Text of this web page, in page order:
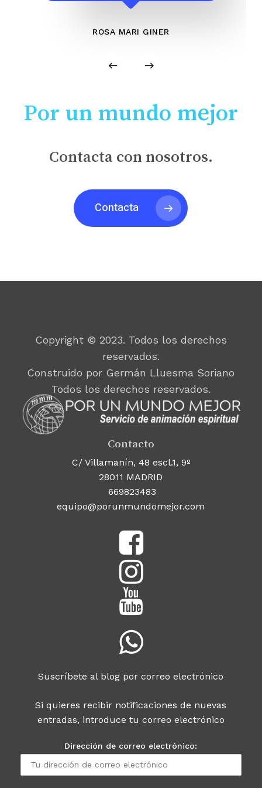
ROSA MARI GINER
Por un mundo mejor
Contacta con nosotros.
Contacta
Copyright © 2023. Todos los derechos
reservados.
Construido por Germán Lluesma Soriano
Todos los derechos reservados.
Contacto
C/ Villamanín, 48 escl.1, 9º
28011 MADRID
669823483
equipo@porunmundomejor.com
Suscríbete al blog por correo electrónico
Si quieres recibir notificaciones de nuevas
entradas, introduce tu correo electrónico
Dirección de correo electrónico: